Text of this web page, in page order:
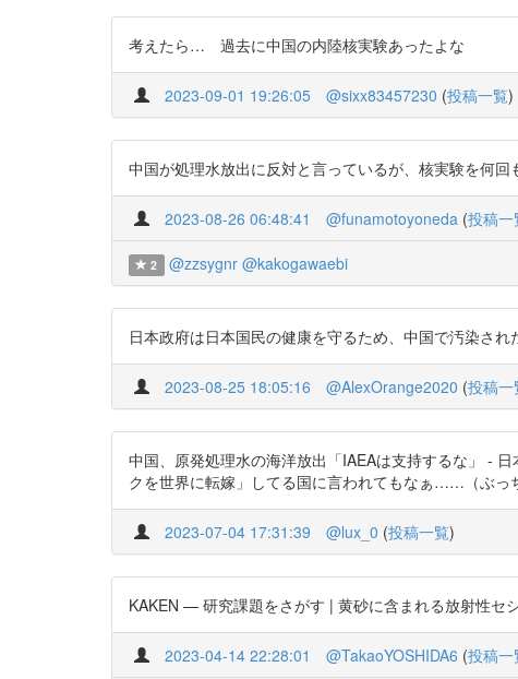
考えたら… 過去に中国の内陸核実験あったよな
2023-09-01 19:26:05 @sixx83457230 (投稿一覧)
中国が処理水放出に反対と言っているが、核実験を何
2023-08-26 06:48:41 @funamotoyoneda (投稿一
2 @zzsygnr @kakogawaebi
日本政府は日本国民の健康を守るため、中国で汚染さ
2023-08-25 18:05:16 @AlexOrange2020 (投稿一
中国、原発処理水の海洋放出「IAEAは支持するな」 -
クを世界に転嫁」してる国に言われてもなぁ……（ぶ
2023-07-04 17:31:39 @lux_0 (投稿一覧)
KAKEN — 研究課題をさがす | 黄砂に含まれる放射性セ
2023-04-14 22:28:01 @TakaoYOSHIDA6 (投稿一